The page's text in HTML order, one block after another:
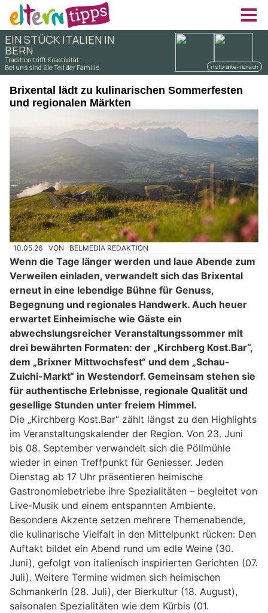
Brixental lädt zu kulinarischen Sommerfesten
und regionalen Märkten
10.05.26 VON BELMEDIA REDAKTION
Wenn die Tage länger werden und laue Abende zum
Verweilen einladen, verwandelt sich das Brixental
erneut in eine lebendige Bühne für Genuss,
Begegnung und regionales Handwerk. Auch heuer
erwartet Einheimische wie Gäste ein
abwechslungsreicher Veranstaltungssommer mit
drei bewährten Formaten: der „Kirchberg Kost.Bar“,
dem „Brixner Mittwochsfest“ und dem „Schau-
Zuichi-Markt“ in Westendorf. Gemeinsam stehen sie
für authentische Erlebnisse, regionale Qualität und
gesellige Stunden unter freiem Himmel.
Die „Kirchberg Kost.Bar“ zählt längst zu den Highlights
im Veranstaltungskalender der Region. Von 23. Juni
bis 08. September verwandelt sich die Pöllmühle
wieder in einen Treffpunkt für Geniesser. Jeden
Dienstag ab 17 Uhr präsentieren heimische
Gastronomiebetriebe ihre Spezialitäten – begleitet von
Live-Musik und einem entspannten Ambiente.
Besondere Akzente setzen mehrere Themenabende,
die kulinarische Vielfalt in den Mittelpunkt rücken: Den
Auftakt bildet ein Abend rund um edle Weine (30.
Juni), gefolgt von italienisch inspirierten Gerichten (07.
Juli). Weitere Termine widmen sich heimischen
Schmankerln (28. Juli), der Bierkultur (18. August),
saisonalen Spezialitäten wie dem Kürbis (01.